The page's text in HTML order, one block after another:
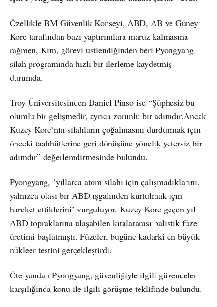
Özellikle BM Güvenlik Konseyi, ABD, AB ve Güney
Kore tarafından bazı yaptırımlara maruz kalmasına
rağmen, Kim, görevi üstlendiğinden beri Pyongyang
silah programında hızlı bir ilerleme kaydetmiş
durumda.
Troy Üniversitesinden Daniel Pinso ise “Şüphesiz bu
olumlu bir gelişmedir, ayrıca zorunlu bir adımdır.Ancak
Kuzey Kore’nin silahların çoğalmasını durdurmak için
önceki taahhütlerine geri dönüşüne yönelik yetersiz bir
adımdır” değerlemdirmesinde bulundu.
Pyongyang, ‘yıllarca atom silahı için çalışmadıklarını,
yalnızca olası bir ABD işgalinden kurtulmak için
hareket ettiklerini’ vurguluyor. Kuzey Kore geçen yıl
ABD topraklarına ulaşabilen kıtalararası balistik füze
üretimi başlatmıştı. Füzeler, bugüne kadarki en büyük
nükleer testini gerçekleştirdi.
Öte yandan Pyongyang, güvenliğiyle ilgili güvenceler
karşılığında konu ile ilgili görüşme teklifinde bulundu.